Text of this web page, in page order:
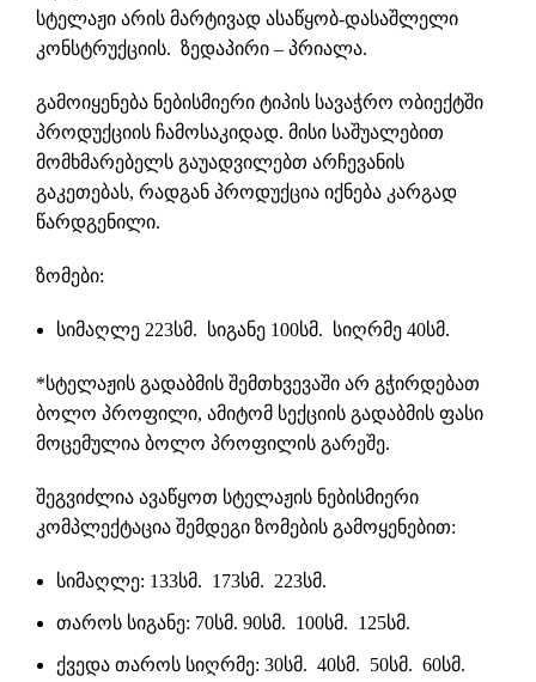
სტელაჟი არის მარტივად ასაწყობ-დასაშლელი
კონსტრუქციის. ზედაპირი – პრიალა.
გამოიყენება ნებისმიერი ტიპის სავაჭრო ობიექტში
პროდუქციის ჩამოსაკიდად. მისი საშუალებით
მომხმარებელს გაუადვილებთ არჩევანის
გაკეთებას, რადგან პროდუქცია იქნება კარგად
წარდგენილი.
ზომები:
სიმაღლე 223სმ. სიგანე 100სმ. სიღრმე 40სმ.
*სტელაჟის გადაბმის შემთხვევაში არ გჭირდებათ
ბოლო პროფილი, ამიტომ სექციის გადაბმის ფასი
მოცემულია ბოლო პროფილის გარეშე.
შეგვიძლია ავაწყოთ სტელაჟის ნებისმიერი
კომპლექტაცია შემდეგი ზომების გამოყენებით:
სიმაღლე: 133სმ. 173სმ. 223სმ.
თაროს სიგანე: 70სმ. 90სმ. 100სმ. 125სმ.
ქვედა თაროს სიღრმე: 30სმ. 40სმ. 50სმ. 60სმ.